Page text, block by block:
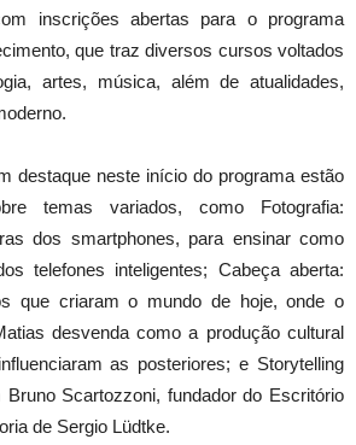
inscrições abertas para o programa
que traz diversos cursos voltados
artes, música, além de atualidades,
destaque neste início do programa estão
temas variados, como Fotografia:
dos smartphones, para ensinar como
telefones inteligentes; Cabeça aberta:
que criaram o mundo de hoje, onde o
desvenda como a produção cultural
as posteriores; e Storytelling
Scartozzoni, fundador do Escritório
de Sergio Lüdtke.